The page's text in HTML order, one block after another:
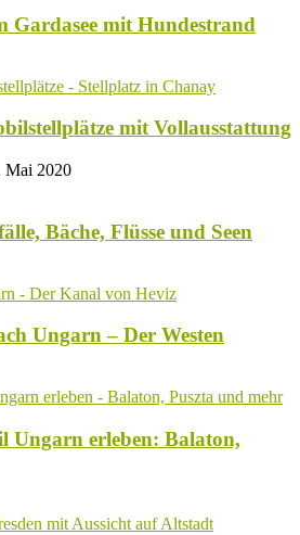
Gardasee mit Hundestrand
mit Vollausstattung
Mai 2020
Bäche, Flüsse und Seen
Ungarn – Der Westen
Ungarn erleben: Balaton,